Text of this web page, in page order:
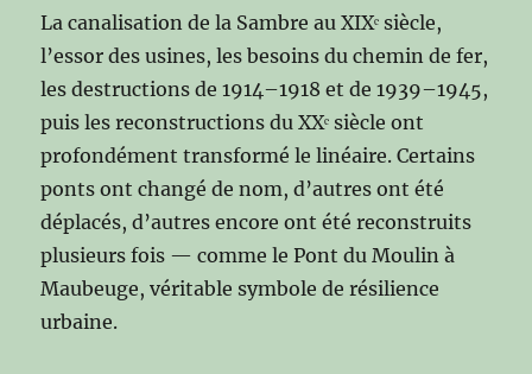
La canalisation de la Sambre au XIXᵉ siècle,
l’essor des usines, les besoins du chemin de fer,
les destructions de 1914–1918 et de 1939–1945,
puis les reconstructions du XXᵉ siècle ont
profondément transformé le linéaire. Certains
ponts ont changé de nom, d’autres ont été
déplacés, d’autres encore ont été reconstruits
plusieurs fois — comme le Pont du Moulin à
Maubeuge, véritable symbole de résilience
urbaine.